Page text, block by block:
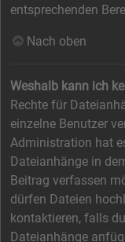
entsprechenden
Nach oben
Weshalb kann ich
Rechte für
einzelne Benutzer
Administration hat
Dateianhänge in
Beitrag verfassen
dürfen Dateien
kontaktieren, falls
Dateianhänge